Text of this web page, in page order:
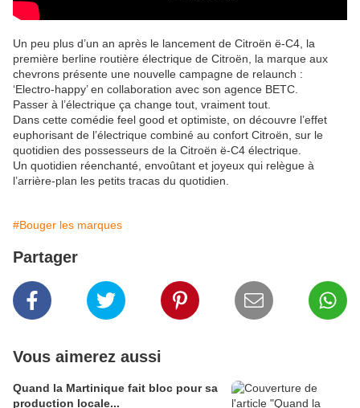
Un peu plus d’un an après le lancement de Citroën ë-C4, la
première berline routière électrique de Citroën, la marque aux
chevrons présente une nouvelle campagne de relaunch :
‘Electro-happy’ en collaboration avec son agence BETC.
Passer à l’électrique ça change tout, vraiment tout.
Dans cette comédie feel good et optimiste, on découvre l’effet
euphorisant de l’électrique combiné au confort Citroën, sur le
quotidien des possesseurs de la Citroën ë-C4 électrique.
Un quotidien réenchanté, envoûtant et joyeux qui relègue à
l’arrière-plan les petits tracas du quotidien.
#Bouger les marques
Partager
Vous aimerez aussi
Quand la Martinique fait bloc pour sa
production locale...